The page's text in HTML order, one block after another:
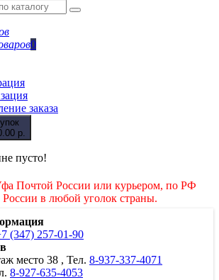
0
заказа
р.
пусто!
Почтой России или курьером, по РФ
в любой уголок страны.
(347) 257-01-90
место 38 , Тел. 8-937-337-4071
8-927-635-4053